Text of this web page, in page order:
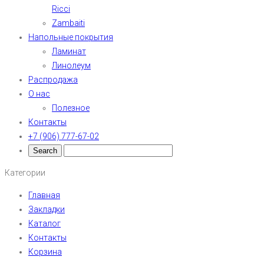
Ricci
Zambaiti
Напольные покрытия
Ламинат
Линолеум
Распродажа
О нас
Полезное
Контакты
+7 (906) 777-67-02
Категории
Главная
Закладки
Каталог
Контакты
Корзина